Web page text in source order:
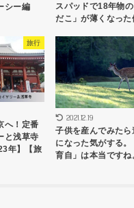
シー編
スパッドで18年物
だこ」が薄くなった
旅行
へ！定番
と浅草寺
年】【旅
2021.12.19
子供を産んでみたら
になった気がする。
育自」は本当ですね